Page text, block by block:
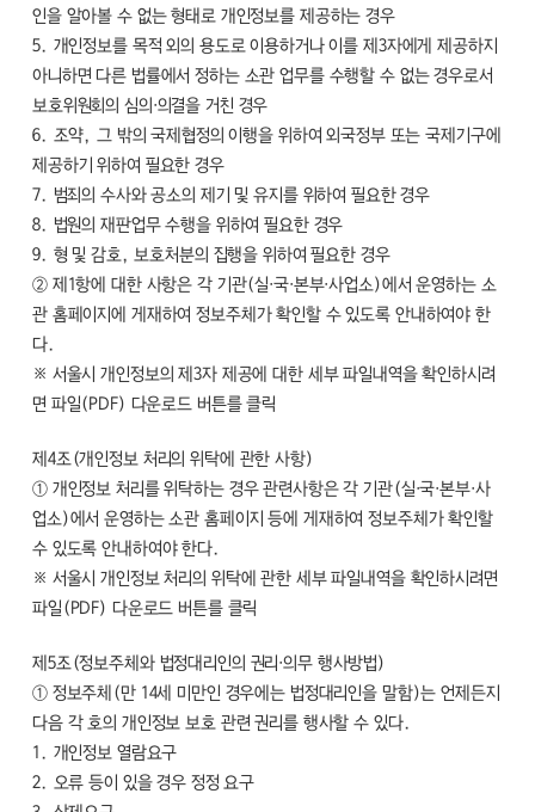
인을 알아볼 수 없는 형태로 개인정보를 제공하는 경우
5. 개인정보를 목적 외의 용도로 이용하거나 이를 제3자에게 제공하지
아니하면 다른 법률에서 정하는 소관 업무를 수행할 수 없는 경우로서
보호위원회의 심의·의결을 거친 경우
6. 조약, 그 밖의 국제협정의 이행을 위하여 외국정부 또는 국제기구에
제공하기 위하여 필요한 경우
7. 범죄의 수사와 공소의 제기 및 유지를 위하여 필요한 경우
8. 법원의 재판업무 수행을 위하여 필요한 경우
9. 형 및 감호, 보호처분의 집행을 위하여 필요한 경우
② 제1항에 대한 사항은 각 기관(실·국·본부·사업소)에서 운영하는 소
관 홈페이지에 게재하여 정보주체가 확인할 수 있도록 안내하여야 한
다.
※ 서울시 개인정보의 제3자 제공에 대한 세부 파일내역을 확인하시려
면 파일(PDF) 다운로드 버튼를 클릭
제4조(개인정보 처리의 위탁에 관한 사항)
① 개인정보 처리를 위탁하는 경우 관련사항은 각 기관(실·국·본부·사
업소)에서 운영하는 소관 홈페이지 등에 게재하여 정보주체가 확인할
수 있도록 안내하여야 한다.
※ 서울시 개인정보 처리의 위탁에 관한 세부 파일내역을 확인하시려면
파일(PDF) 다운로드 버튼를 클릭
제5조(정보주체와 법정대리인의 권리·의무 행사방법)
① 정보주체(만 14세 미만인 경우에는 법정대리인을 말함)는 언제든지
다음 각 호의 개인정보 보호 관련 권리를 행사할 수 있다.
1. 개인정보 열람요구
2. 오류 등이 있을 경우 정정 요구